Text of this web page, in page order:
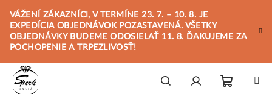
obsah
VÁŽENÍ ZÁKAZNÍCI, V TERMÍNE 23. 7. – 10. 8. JE
EXPEDÍCIA OBJEDNÁVOK POZASTAVENÁ. VŠETKY
OBJEDNÁVKY BUDEME ODOSIELAŤ 11. 8. ĎAKUJEME ZA
POCHOPENIE A TRPEZLIVOSŤ!